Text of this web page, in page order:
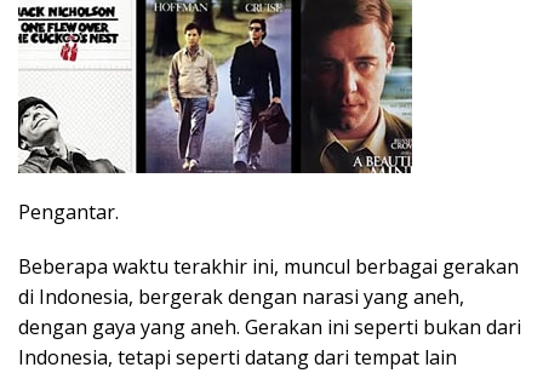
Pengantar.
Beberapa waktu terakhir ini, muncul berbagai gerakan
di Indonesia, bergerak dengan narasi yang aneh,
dengan gaya yang aneh. Gerakan ini seperti bukan dari
Indonesia, tetapi seperti datang dari tempat lain